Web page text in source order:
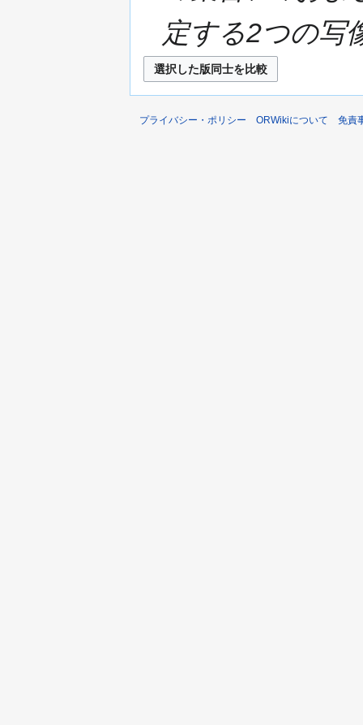
定する2つの写
プライバシー・ポリシー ORWikiについて 免責